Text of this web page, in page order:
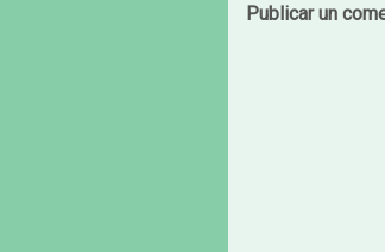
Publicar un